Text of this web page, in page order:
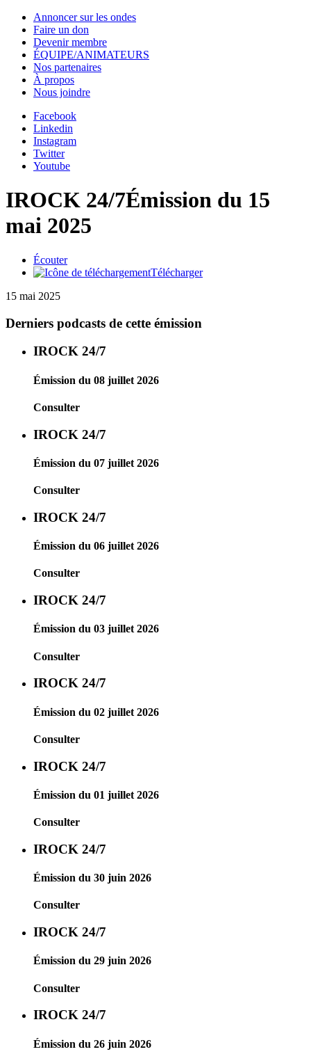
Annoncer sur les ondes
Faire un don
Devenir membre
ÉQUIPE/ANIMATEURS
Nos partenaires
À propos
Nous joindre
Facebook
Linkedin
Instagram
Twitter
Youtube
IROCK 24/7Émission du 15
mai 2025
Écouter
Télécharger
15 mai 2025
Derniers podcasts de cette émission
IROCK 24/7
Émission du 08 juillet 2026
Consulter
IROCK 24/7
Émission du 07 juillet 2026
Consulter
IROCK 24/7
Émission du 06 juillet 2026
Consulter
IROCK 24/7
Émission du 03 juillet 2026
Consulter
IROCK 24/7
Émission du 02 juillet 2026
Consulter
IROCK 24/7
Émission du 01 juillet 2026
Consulter
IROCK 24/7
Émission du 30 juin 2026
Consulter
IROCK 24/7
Émission du 29 juin 2026
Consulter
IROCK 24/7
Émission du 26 juin 2026